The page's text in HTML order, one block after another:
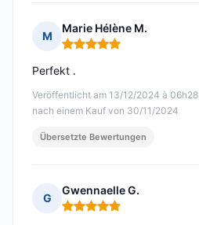
M
Marie Hélène M.
Hinweis: 5 von 5
Veröffentlicht am 13/12/2024 à 06h28
nach einem Kauf von 30/11/2024
Perfekt .
Übersetzte Bewertungen
G
Gwennaelle G.
Hinweis: 5 von 5